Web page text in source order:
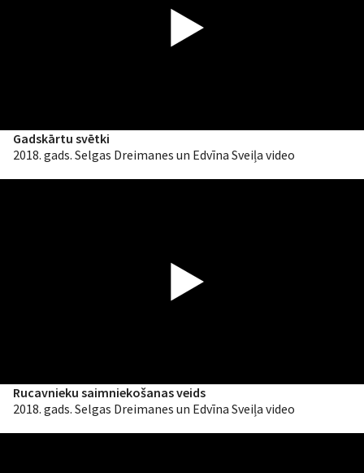
Gadskārtu svētki
2018. gads. Selgas Dreimanes un Edvīna Sveiļa video
Rucavnieku saimniekošanas veids
2018. gads. Selgas Dreimanes un Edvīna Sveiļa video